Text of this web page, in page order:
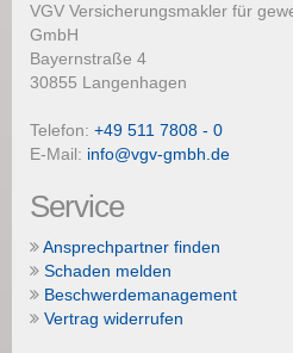
VGV Versicherungsmakler für
GmbH
Bayernstraße 4
30855 Langenhagen
Telefon: +49 511 7808 - 0
E-Mail: info@vgv-gmbh.de
Service
Ansprechpartner finden
Schaden melden
Beschwerdemanagement
Vertrag widerrufen